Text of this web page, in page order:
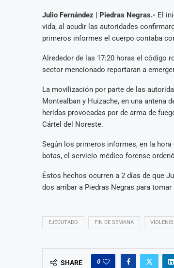
Julio Fernández | Piedras Negras.- El
vida, al acudir las autoridades
primeros informes el cuerpo contaba
Alrededor de las 17:20 horas el código
sector mencionado reportaran a
La movilización por parte de las
Montealban y Huizache, en una antena
heridas provocadas por de arma de
Cártel del Noreste.
Según los primeros informes, en la
botas, el servicio médico forense
Éstos hechos ocurren a 2 días de que
dos arribar a Piedras Negras para
EJECUTADO FIN DE SEMANA
SHARE 0